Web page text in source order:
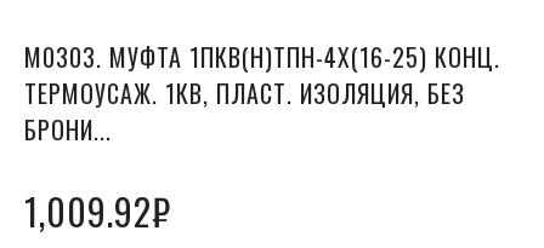
М0303. МУФТА 1ПКВ(Н)ТПН-4Х(16-25) КОНЦ.
ТЕРМОУСАЖ. 1КВ, ПЛАСТ. ИЗОЛЯЦИЯ, БЕЗ
БРОНИ...
1,009.92₽